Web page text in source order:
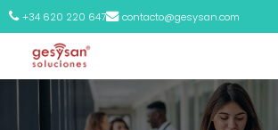
+34 620 220 647 contacto@gesysan.com